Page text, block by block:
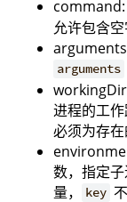
command:
允许包含空
arguments
进程的工
必须为存
数，指定
量，
key